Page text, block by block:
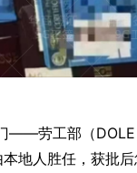
——劳工部（
地人胜任，获批